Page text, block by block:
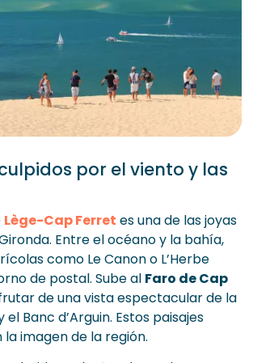
por el viento y las
Lège-Cap Ferret es una de las joyas
Entre el océano y la bahía,
como Le Canon o L’Herbe
de postal. Sube al Faro de Cap
de una vista espectacular de la
el Banc d’Arguin. Estos paisajes
la imagen de la región.